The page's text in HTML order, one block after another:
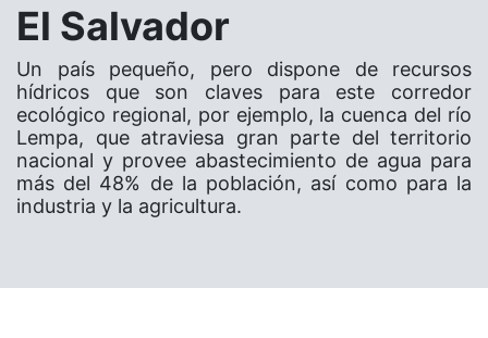
El Salvador
Un país pequeño, pero dispone de recursos
hídricos que son claves para este corredor
ecológico regional, por ejemplo, la cuenca del río
Lempa, que atraviesa gran parte del territorio
nacional y provee abastecimiento de agua para
más del 48% de la población, así como para la
industria y la agricultura.